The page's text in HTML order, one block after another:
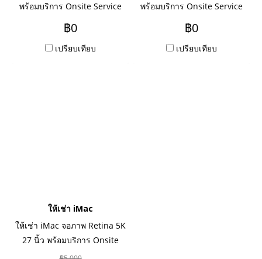
พร้อมบริการ Onsite Service
ระยะเช่ารายเดือน รายปี สนใจ
ติดต่อเข้ามาสอบถามได้นะคะ
฿0
เปรียบเทียบ
พร้อมบริการ Onsite Service
ระยะเช่ารายเดือน รายปี สนใจ
ติดต่อเข้ามาสอบถามได้นะคะ
฿0
เปรียบเทียบ
ให้เช่า iMac
ให้เช่า iMac จอภาพ Retina 5K
27 นิ้ว พร้อมบริการ Onsite
Sevice เช่าระยะรายวัน ราย